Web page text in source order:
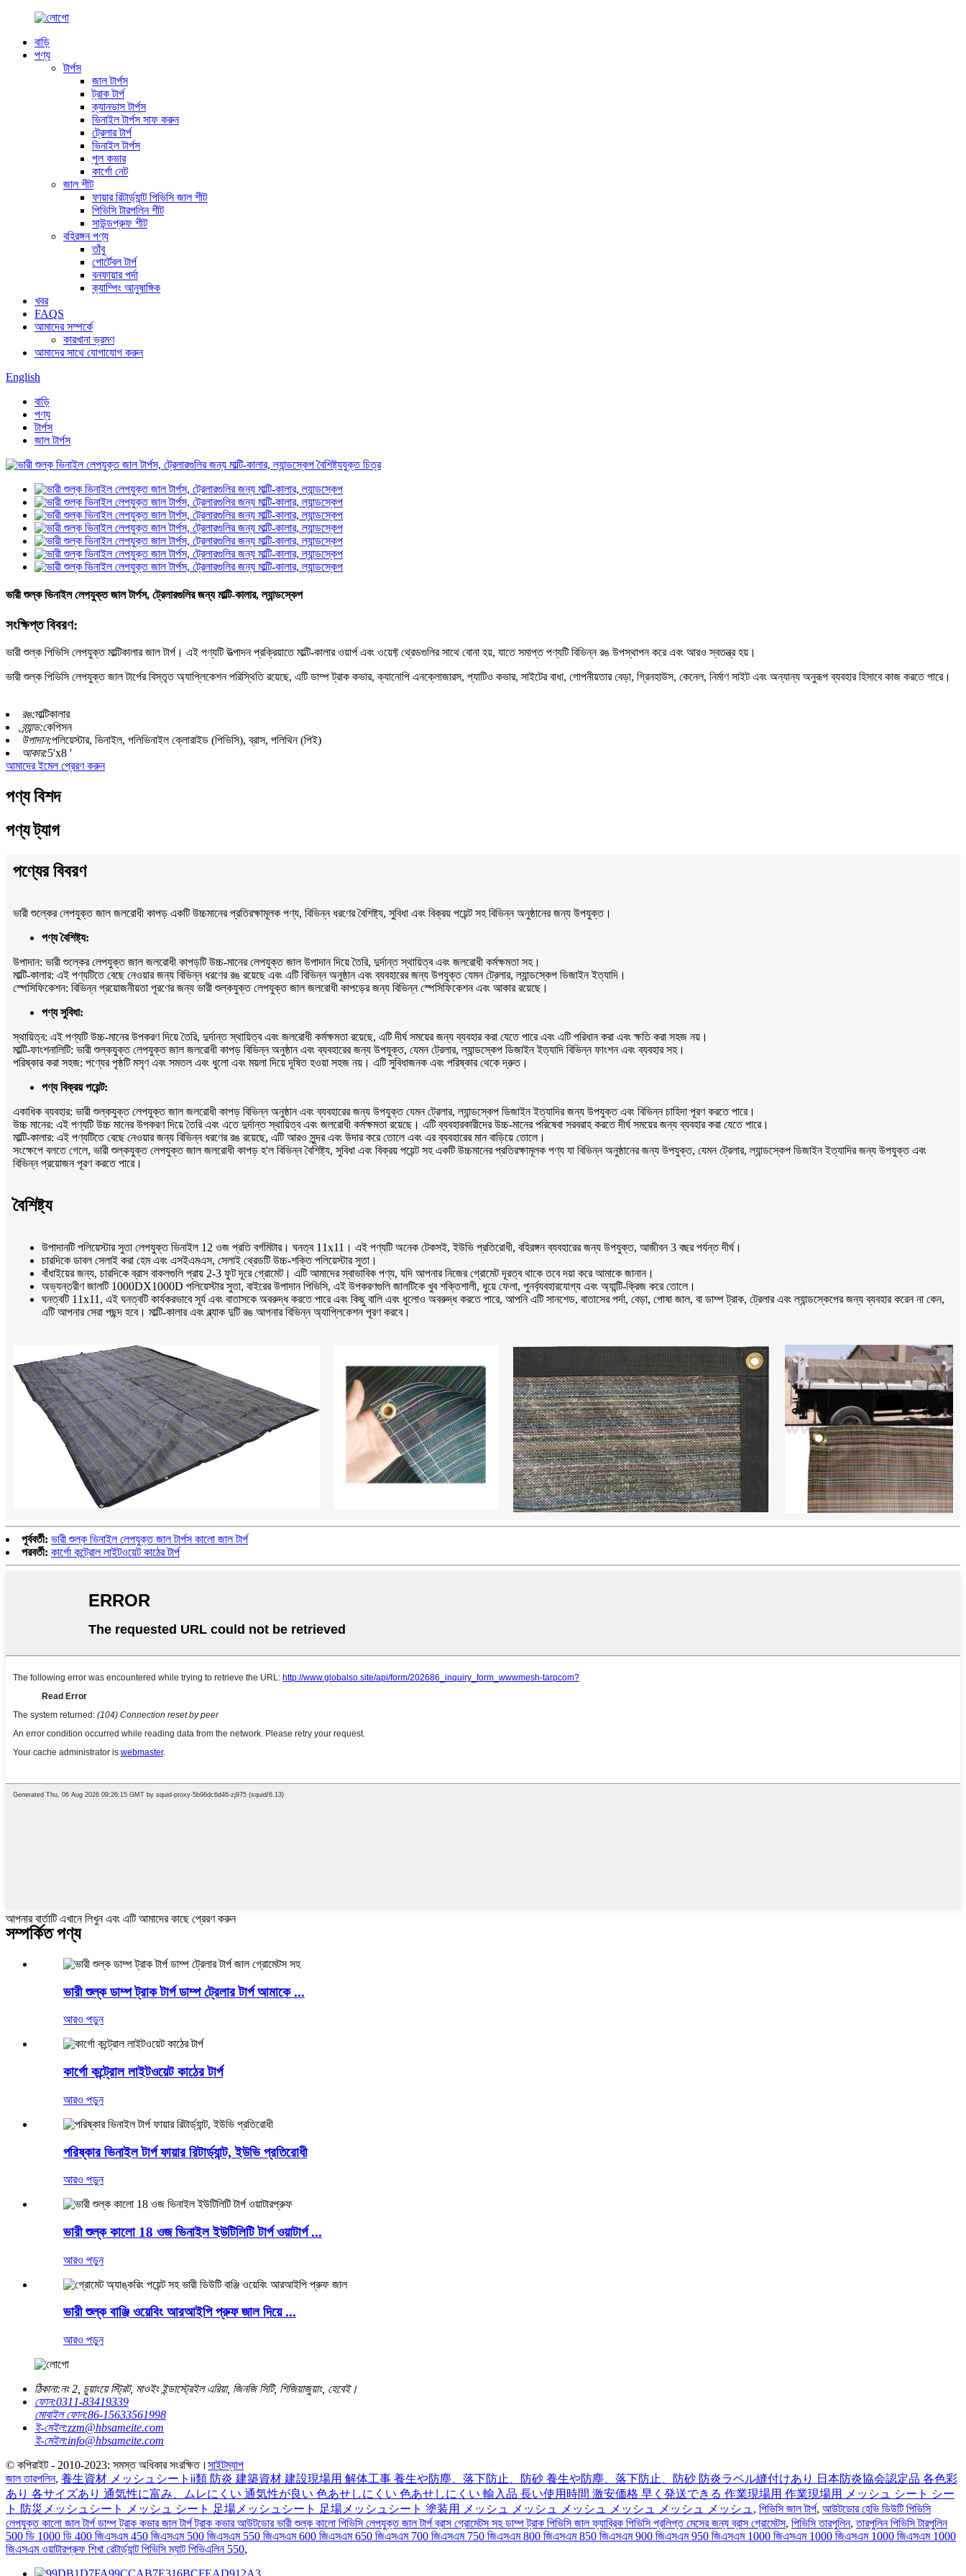
বাড়ি
পণ্য
টার্পস
জাল টার্পস
ট্রাক টার্প
ক্যানভাস টার্পস
ভিনাইল টার্পস সাফ করুন
ট্রেলার টার্প
ভিনাইল টার্পস
পুল কভার
কার্গো নেট
জাল শীট
ফায়ার রিটার্ড্যান্ট পিভিসি জাল শীট
পিভিসি টারপলিন শীট
সাউন্ডপ্রুফ শীট
বহিরঙ্গন পণ্য
তাঁবু
পোর্টেবল টার্প
বনফায়ার পর্দা
ক্যাম্পিং আনুষাঙ্গিক
খবর
FAQS
আমাদের সম্পর্কে
কারখানা ভ্রমণ
আমাদের সাথে যোগাযোগ করুন
English
বাড়ি
পণ্য
টার্পস
জাল টার্পস
ভারী শুল্ক ভিনাইল লেপযুক্ত জাল টার্পস, ট্রেলারগুলির জন্য মাল্টি-কালার, ল্যান্ডস্কেপ
সংক্ষিপ্ত বিবরণ:
ভারী শুল্ক পিভিসি লেপযুক্ত মাল্টিকালার জাল টার্প। এই পণ্যটি উত্পাদন প্রক্রিয়াতে মাল্টি-কালার ওয়ার্প এবং ওয়েফ্ট থ্রেডগুলির সাথে বোনা হয়, যাতে সমাপ্ত পণ্যটি বিভিন্ন রঙ উপস্থাপন করে এবং আরও স্বতন্ত্র হয়।
ভারী শুল্ক পিভিসি লেপযুক্ত জাল টার্পের বিস্তৃত অ্যাপ্লিকেশন পরিস্থিতি রয়েছে, এটি ডাম্প ট্রাক কভার, ক্যানোপি এনক্লোজারস, প্যাটিও কভার, সাইটের বাধা, গোপনীয়তার বেড়া, গ্রিনহাউস, কেনেল, নির্মাণ সাইট এবং অন্যান্য অনুরূপ ব্যবহার হিসাবে কাজ করতে পারে।
রঙ:মাল্টিকালার
ব্র্যান্ড:কেপিসন
উপাদান:পলিয়েস্টার, ভিনাইল, পলিভিনাইল ক্লোরাইড (পিভিসি), ব্রাস, পলিথিন (পিই)
আকার:5'x8 '
আমাদের ইমেল প্রেরণ করুন
পণ্য বিশদ
পণ্য ট্যাগ
পণ্যের বিবরণ
ভারী শুল্কের লেপযুক্ত জাল জলরোধী কাপড় একটি উচ্চমানের প্রতিরক্ষামূলক পণ্য, বিভিন্ন ধরণের বৈশিষ্ট্য, সুবিধা এবং বিক্রয় পয়েন্ট সহ বিভিন্ন অনুষ্ঠানের জন্য উপযুক্ত।
পণ্য বৈশিষ্ট্য:
উপাদান: ভারী শুল্কের লেপযুক্ত জাল জলরোধী কাপড়টি উচ্চ-মানের লেপযুক্ত জাল উপাদান দিয়ে তৈরি, দুর্দান্ত স্থায়িত্ব এবং জলরোধী কর্মক্ষমতা সহ।
মাল্টি-কালার: এই পণ্যটিতে বেছে নেওয়ার জন্য বিভিন্ন ধরণের রঙ রয়েছে এবং এটি বিভিন্ন অনুষ্ঠান এবং ব্যবহারের জন্য উপযুক্ত যেমন ট্রেলার, ল্যান্ডস্কেপ ডিজাইন ইত্যাদি।
স্পেসিফিকেশন: বিভিন্ন প্রয়োজনীয়তা পূরণের জন্য ভারী শুল্কযুক্ত লেপযুক্ত জাল জলরোধী কাপড়ের জন্য বিভিন্ন স্পেসিফিকেশন এবং আকার রয়েছে।
পণ্য সুবিধা:
স্থায়িত্ব: এই পণ্যটি উচ্চ-মানের উপকরণ দিয়ে তৈরি, দুর্দান্ত স্থায়িত্ব এবং জলরোধী কর্মক্ষমতা রয়েছে, এটি দীর্ঘ সময়ের জন্য ব্যবহার করা যেতে পারে এবং এটি পরিধান করা এবং ক্ষতি করা সহজ নয়।
মাল্টি-ফাংশনালিটি: ভারী শুল্কযুক্ত লেপযুক্ত জাল জলরোধী কাপড় বিভিন্ন অনুষ্ঠান এবং ব্যবহারের জন্য উপযুক্ত, যেমন ট্রেলার, ল্যান্ডস্কেপ ডিজাইন ইত্যাদি বিভিন্ন ফাংশন এবং ব্যবহার সহ।
পরিষ্কার করা সহজ: পণ্যের পৃষ্ঠটি মসৃণ এবং সমতল এবং ধুলো এবং ময়লা দিয়ে দূষিত হওয়া সহজ নয়। এটি সুবিধাজনক এবং পরিষ্কার থেকে দ্রুত।
পণ্য বিক্রয় পয়েন্ট:
একাধিক ব্যবহার: ভারী শুল্কযুক্ত লেপযুক্ত জাল জলরোধী কাপড় বিভিন্ন অনুষ্ঠান এবং ব্যবহারের জন্য উপযুক্ত যেমন ট্রেলার, ল্যান্ডস্কেপ ডিজাইন ইত্যাদির জন্য উপযুক্ত এবং বিভিন্ন চাহিদা পূরণ করতে পারে।
উচ্চ মানের: এই পণ্যটি উচ্চ মানের উপকরণ দিয়ে তৈরি এবং এতে দুর্দান্ত স্থায়িত্ব এবং জলরোধী কর্মক্ষমতা রয়েছে। এটি ব্যবহারকারীদের উচ্চ-মানের পরিষেবা সরবরাহ করতে দীর্ঘ সময়ের জন্য ব্যবহার করা যেতে পারে।
মাল্টি-কালার: এই পণ্যটিতে বেছে নেওয়ার জন্য বিভিন্ন ধরণের রঙ রয়েছে, এটি আরও সুন্দর এবং উদার করে তোলে এবং এর ব্যবহারের মান বাড়িয়ে তোলে।
সংক্ষেপে বলতে গেলে, ভারী শুল্কযুক্ত লেপযুক্ত জাল জলরোধী কাপড় হ'ল বিভিন্ন বৈশিষ্ট্য, সুবিধা এবং বিক্রয় পয়েন্ট সহ একটি উচ্চমানের প্রতিরক্ষামূলক পণ্য যা বিভিন্ন অনুষ্ঠানের জন্য উপযুক্ত, যেমন ট্রেলার, ল্যান্ডস্কেপ ডিজাইন ইত্যাদির জন্য উপযুক্ত এবং
বিভিন্ন প্রয়োজন পূরণ করতে পারে।
বৈশিষ্ট্য
উপাদানটি পলিয়েস্টার সুতা লেপযুক্ত ভিনাইল 12 ওজ প্রতি বর্গমিটার। ঘনত্ব 11x11। এই পণ্যটি অনেক টেকসই, ইউভি প্রতিরোধী, বহিরঙ্গন ব্যবহারের জন্য উপযুক্ত, আজীবন 3 বছর পর্যন্ত দীর্ঘ।
চারদিকে ডাবল সেলাই করা হেম এবং এসইএমএস, সেলাই থ্রেডটি উচ্চ-শক্তি পলিয়েস্টার সুতা।
বাঁধাইয়ের জন্য, চারদিকে ব্রাস বাকলগুলি প্রায় 2-3 ফুট দূরে গ্রোমেট। এটি আমাদের স্বাভাবিক পণ্য, যদি আপনার নিজের গ্রোমেট দূরত্ব থাকে তবে দয়া করে আমাকে জানান।
অভ্যন্তরীণ জালটি 1000DX1000D পলিয়েস্টার সুতা, বাইরের উপাদান পিভিসি, এই উপকরণগুলি জালটিকে খুব শক্তিশালী, ধুয়ে ফেলা, পুনর্ব্যবহারযোগ্য এবং অ্যান্টি-ক্রিজ করে তোলে।
ঘনত্বটি 11x11, এই ঘনত্বটি কার্যকরভাবে সূর্য এবং বাতাসকে অবরুদ্ধ করতে পারে এবং কিছু বালি এবং ধুলোও অবরুদ্ধ করতে পারে, আপনি এটি সানশেড, বাতাসের পর্দা, বেড়া, পোষা জাল, বা ডাম্প ট্রাক, ট্রেলার এবং ল্যান্ডস্কেপের জন্য ব্যবহার করেন না কেন,
এটি আপনার সেরা পছন্দ হবে। মাল্টি-কালার এবং ব্ল্যাক দুটি রঙ আপনার বিভিন্ন অ্যাপ্লিকেশন পূরণ করবে।
পূর্ববর্তী: ভারী শুল্ক ভিনাইল লেপযুক্ত জাল টার্পস কালো জাল টার্প
পরবর্তী: কার্গো কন্ট্রোল লাইটওয়েট কাঠের টার্প
আপনার বার্তাটি এখানে লিখুন এবং এটি আমাদের কাছে প্রেরণ করুন
সম্পর্কিত পণ্য
ভারী শুল্ক ডাম্প ট্রাক টার্প ডাম্প ট্রেলার টার্প আমাকে ...
আরও পড়ুন
কার্গো কন্ট্রোল লাইটওয়েট কাঠের টার্প
আরও পড়ুন
পরিষ্কার ভিনাইল টার্প ফায়ার রিটার্ড্যান্ট, ইউভি প্রতিরোধী
আরও পড়ুন
ভারী শুল্ক কালো 18 ওজ ভিনাইল ইউটিলিটি টার্প ওয়াটার্প ...
আরও পড়ুন
ভারী শুল্ক বাঞ্জি ওয়েবিং আরআইপি প্রুফ জাল দিয়ে ...
আরও পড়ুন
ঠিকানা:নং 2, চুয়াংয়ে স্ট্রিট, মাওইং ইন্ডাস্ট্রেইল এরিয়া, জিনজি সিটি, শিজিয়াজুয়াং, হেবেই।
ফোন:0311-83419339
মোবাইল ফোন:86-15633561998
ই-মেইল:zzm@hbsameite.com
ই-মেইল:info@hbsameite.com
© কপিরাইট - 2010-2023: সমস্ত অধিকার সংরক্ষিত। সাইটম্যাপ
জাল তারপলিন, 養生資材 メッシュシートⅱ類 防炎 建築資材 建設現場用 解体工事 養生や防塵、落下防止、防砂 養生や防塵、落下防止、防砂 防炎ラベル縫付けあり 日本防炎協会認定品 各色彩
あり 各サイズあり 通気性に富み、ムレにくい 通気性が良い 色あせしにくい 色あせしにくい 輸入品 長い使用時間 激安価格 早く発送できる 作業現場用 作業現場用 メッシュ シート シー
ト 防災メッシュシート メッシュ シート 足場メッシュシート 足場メッシュシート 塗装用 メッシュ メッシュ メッシュ メッシュ メッシュ メッシュ , পিভিসি জাল টার্প, আউটডোর হেভি ডিউটি ​​পিভিসি
লেপযুক্ত কালো জাল টার্প ডাম্প ট্রাক কভার জাল টার্প ট্রাক কভার আউটডোর ভারী শুল্ক কালো পিভিসি লেপযুক্ত জাল টার্প ব্রাস গ্রোমেটস সহ ডাম্প ট্রাক পিভিসি জাল ফ্যাব্রিক পিভিসি প্রলিপ্ত মেসের জন্য ব্রাস গ্রোমেটস, পিভিসি তারপুলিন,তারপুলিন পিভিসি টারপুলিন
500 ডি 1000 ডি 400 জিএসএম 450 জিএসএম 500 জিএসএম 550 জিএসএম 600 জিএসএম 650 জিএসএম 700 জিএসএম 750 জিএসএম 800 জিএসএম 850 জিএসএম 900 জিএসএম 950 জিএসএম 1000 জিএসএম 1000 জিএসএম 1000 জিএসএম 1000
জিএসএম ওয়াটারপ্রুফ শিখা রেটার্ড্যান্ট পিভিসি ম্যাট পিভিএলিন 550,